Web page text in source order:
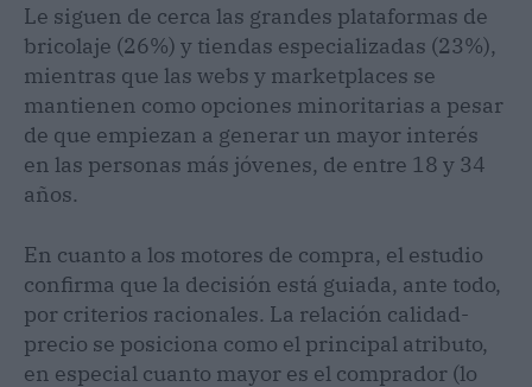
Le siguen de cerca las grandes plataformas de
bricolaje (26%) y tiendas especializadas (23%),
mientras que las webs y marketplaces se
mantienen como opciones minoritarias a pesar
de que empiezan a generar un mayor interés
en las personas más jóvenes, de entre 18 y 34
años.
En cuanto a los motores de compra, el estudio
confirma que la decisión está guiada, ante todo,
por criterios racionales. La relación calidad-
precio se posiciona como el principal atributo,
en especial cuanto mayor es el comprador (lo